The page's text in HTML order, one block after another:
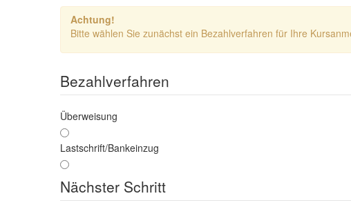
Achtung!
Bitte wählen Sie zunächst ein Bezahlverfahren für Ihre
Bezahlverfahren
Überweisung
Lastschrift/Bankeinzug
Nächster Schritt